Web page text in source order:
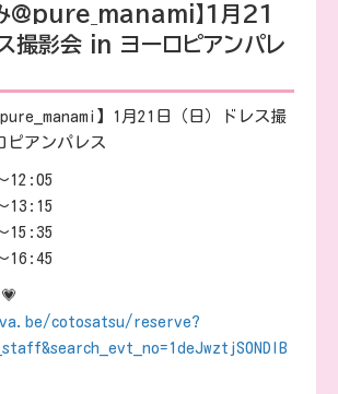
み@pure_manami】1月21
ス撮影会 in ヨーロピアンパレ
】1月21日（日）ドレス撮
アンパレス
12:05
13:15
15:35
16:45
cotosatsu/reserve?